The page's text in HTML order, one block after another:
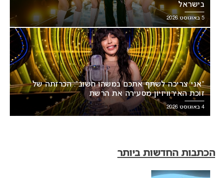
בישראל
5 באוגוסט 2026
“אני צריכה לשתף אתכם במשהו חשוב”: הכרזתה של
זוכת האירוויזיון מסעירה את הרשת
4 באוגוסט 2026
הכתבות החדשות ביותר